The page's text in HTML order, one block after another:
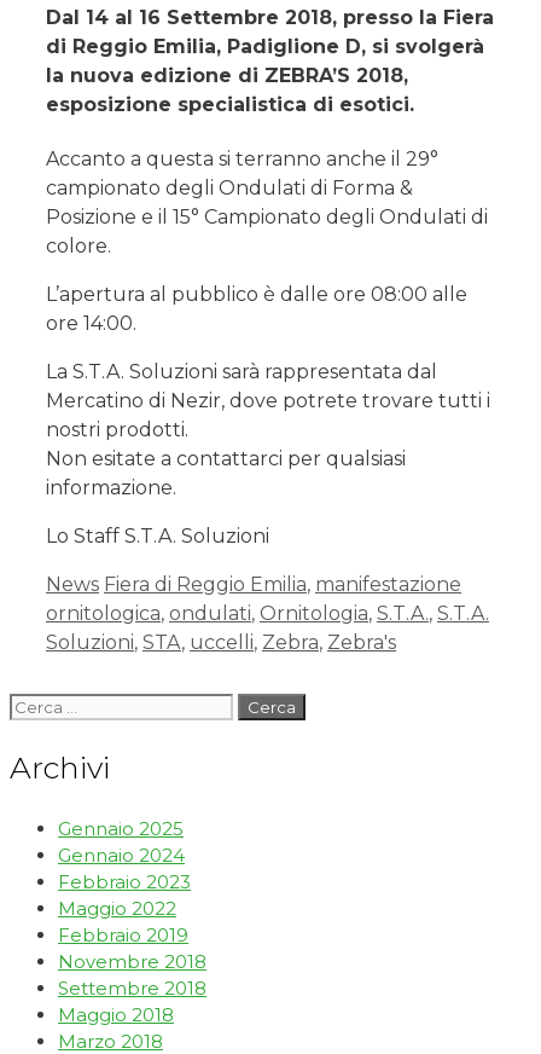
Dal 14 al 16 Settembre 2018, presso la Fiera
di Reggio Emilia, Padiglione D, si svolgerà
la nuova edizione di ZEBRA’S 2018,
esposizione specialistica di esotici.
Accanto a questa si terranno anche il 29°
campionato degli Ondulati di Forma &
Posizione e il 15° Campionato degli Ondulati di
colore.
L’apertura al pubblico è dalle ore 08:00 alle
ore 14:00.
La S.T.A. Soluzioni sarà rappresentata dal
Mercatino di Nezir, dove potrete trovare tutti i
nostri prodotti.
Non esitate a contattarci per qualsiasi
informazione.
Lo Staff S.T.A. Soluzioni
News Fiera di Reggio Emilia, manifestazione
ornitologica, ondulati, Ornitologia, S.T.A., S.T.A.
Soluzioni, STA, uccelli, Zebra, Zebra's
Archivi
Gennaio 2025
Gennaio 2024
Febbraio 2023
Maggio 2022
Febbraio 2019
Novembre 2018
Settembre 2018
Maggio 2018
Marzo 2018